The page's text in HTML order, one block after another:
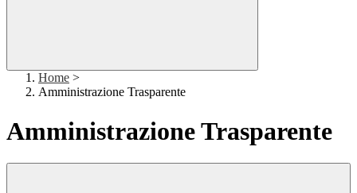
Home >
Amministrazione Trasparente
Amministrazione Trasparente